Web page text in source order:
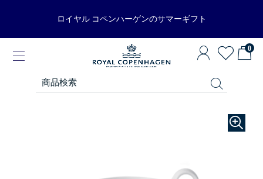
ロイヤル コペンハーゲンのサマーギフト
0